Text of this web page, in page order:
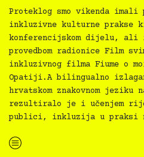
Proteklog smo vikenda
inkluzivne kulturne prakse
konferencijskom dijelu,
provedbom radionice Film
inkluzivnog filma Fiume o
Opatiji.A bilingualno
hrvatskom znakovnom jeziku
rezultiralo je i učenjem
publici, inkluzija u praksi
“Film svima i Slowmotion — Inkluzivno usporavanje”